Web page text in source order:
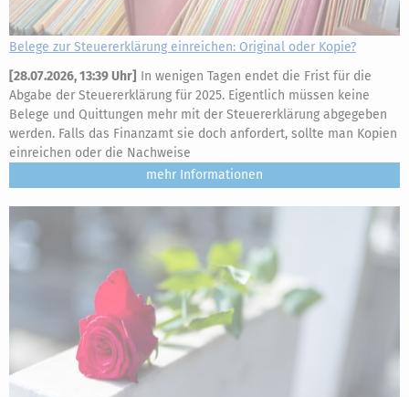
Belege zur Steuererklärung einreichen: Original oder Kopie?
[28.07.2026, 13:39 Uhr] In wenigen Tagen endet die Frist für die
Abgabe der Steuererklärung für 2025. Eigentlich müssen keine
Belege und Quittungen mehr mit der Steuererklärung abgegeben
werden. Falls das Finanzamt sie doch anfordert, sollte man Kopien
einreichen oder die Nachweise
mehr